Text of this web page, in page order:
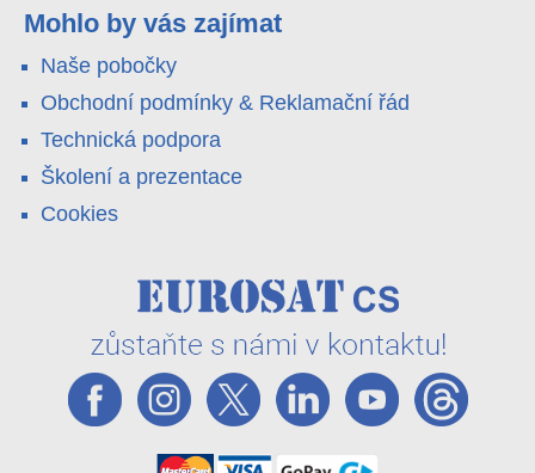
váš telefon. Podívejte se na video.
Mohlo by vás zajímat
Naše pobočky
Obchodní podmínky & Reklamační řád
Technická podpora
Školení a prezentace
Cookies